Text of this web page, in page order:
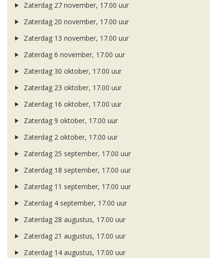
Zaterdag 27 november, 17.00 uur
Zaterdag 20 november, 17.00 uur
Zaterdag 13 november, 17.00 uur
Zaterdag 6 november, 17.00 uur
Zaterdag 30 oktober, 17.00 uur
Zaterdag 23 oktober, 17.00 uur
Zaterdag 16 oktober, 17.00 uur
Zaterdag 9 oktober, 17.00 uur
Zaterdag 2 oktober, 17.00 uur
Zaterdag 25 september, 17.00 uur
Zaterdag 18 september, 17.00 uur
Zaterdag 11 september, 17.00 uur
Zaterdag 4 september, 17.00 uur
Zaterdag 28 augustus, 17.00 uur
Zaterdag 21 augustus, 17.00 uur
Zaterdag 14 augustus, 17.00 uur